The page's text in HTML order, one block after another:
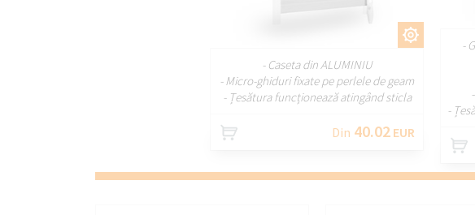
- Caseta din ALUMINIU
- Micro-ghiduri fixate pe perlele de geam
- Țesătura funcționează atingând sticla
Din 40.02EUR
-
-